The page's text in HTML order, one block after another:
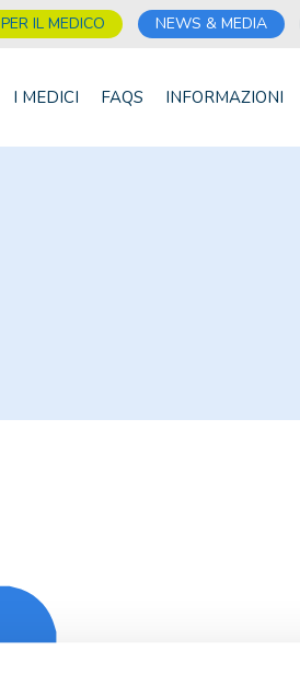
PER IL MEDICO NEWS & MEDIA
I MEDICI FAQS INFORMAZIONI